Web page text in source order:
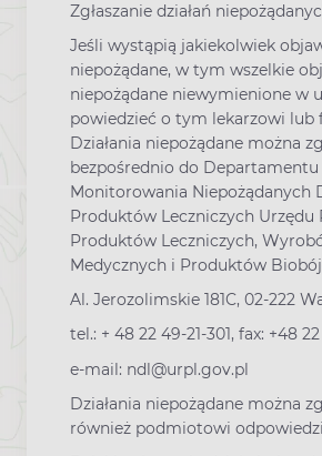
Zgłaszanie działań
Jeśli wystąpią jakiekolwiek
niepożądane, w tym wszelkie
niepożądane niewymienione w
powiedzieć o tym lekarzowi lub
Działania niepożądane można
bezpośrednio do Departamentu
Monitorowania Niepożądanych
Produktów Leczniczych Urzędu
Produktów Leczniczych,
Medycznych i Produktów
Al. Jerozolimskie 181C, 02-222
tel.: + 48 22 49-21-301, fax: +48
e-mail: ndl@urpl.gov.pl
Działania niepożądane można
również podmiotowi